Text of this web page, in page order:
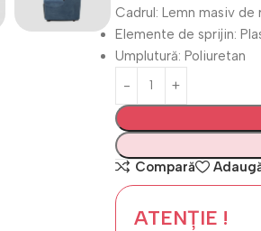
Cadrul: Lemn masiv de
Elemente de sprijin:
Umplutură: Poliuretan
Compară
ATENȚIE !